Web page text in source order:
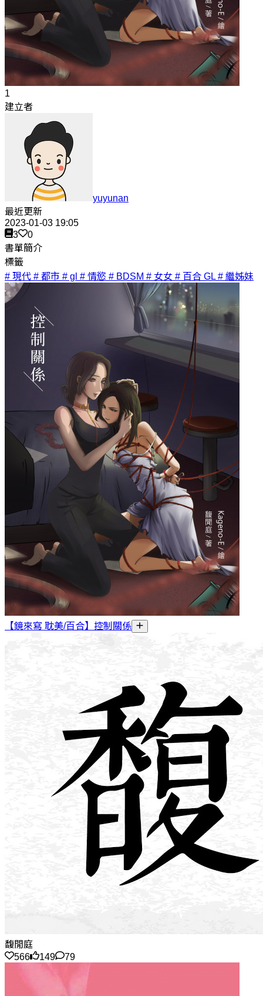
1
建立者
yuyunan
最近更新
2023-01-03 19:05
3
0
書單簡介
標籤
# 現代 # 都市 # gl # 情慾 # BDSM # 女女 # 百合 GL # 繼姊妹
【鏡來寫 耽美/百合】控制關係
馥閒庭
566
149 79